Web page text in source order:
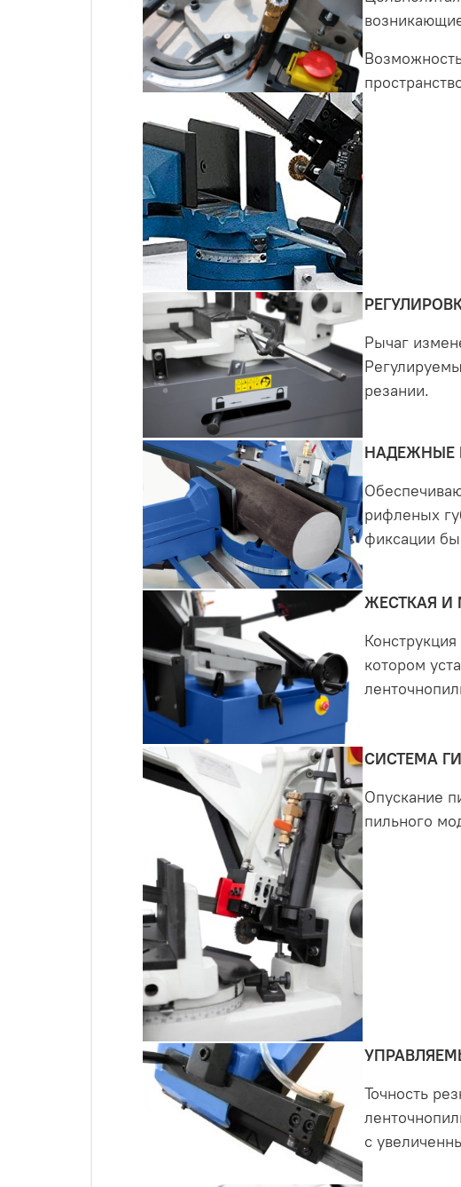
Рычаг
резании.
НАДЕЖНЫЕ
рифленых
фиксации
ЖЕСТКАЯ И
котором
СИСТЕМА
Опускание
пильного
Точность
с